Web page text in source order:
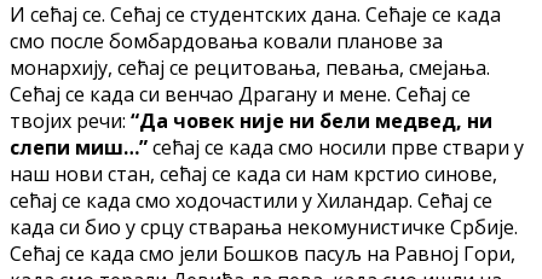
И сећај се. Сећај се студентских дана. Сећаје се када
смо после бомбардовања ковали планове за
монархију, сећај се рецитовања, певања, смејања.
Сећај се када си венчао Драгану и мене. Сећај се
твојих речи: “Да човек није ни бели медвед, ни
слепи миш…”сећај се када смо носили прве ствари у
наш нови стан, сећај се када си нам крстио синове,
сећај се када смо ходочастили у Хиландар. Сећај се
када си био у срцу стварања некомунистичке Србије.
Сећај се када смо јели Бошков пасуљ на Равној Гори,